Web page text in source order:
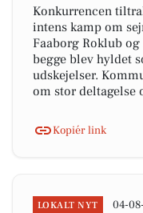
Konkurrencen
intens kamp om
Faaborg Roklub
begge blev hyldet
udskejelser.
om stor deltagelse
Kopiér link
LOKALT NYT 04-